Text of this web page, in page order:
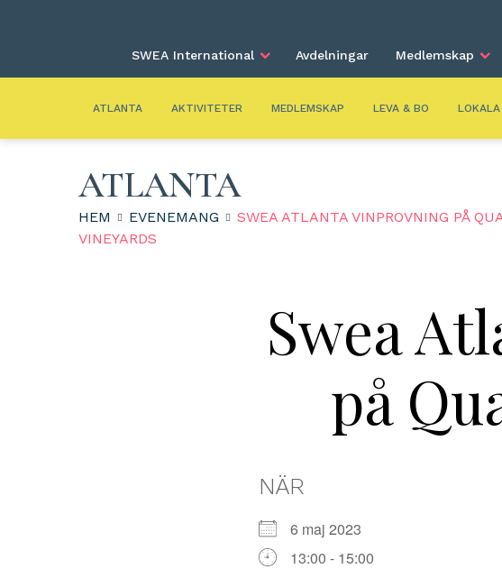
SWEA International Avdelningar Medlemskap
ATLANTA AKTIVITETER MEDLEMSKAP LEVA & BO
ATLANTA
HEM EVENEMANG
SWEA ATLANTA VINPROVNING PÅ
VINEYARDS
Swea
på
NÄR
6 maj 2023
13:00 - 15:00